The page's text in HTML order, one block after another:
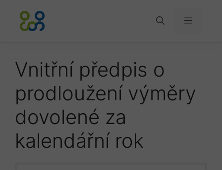
obsah
Menu
Vnitřní předpis o
prodloužení výměry
dovolené za
kalendářní rok